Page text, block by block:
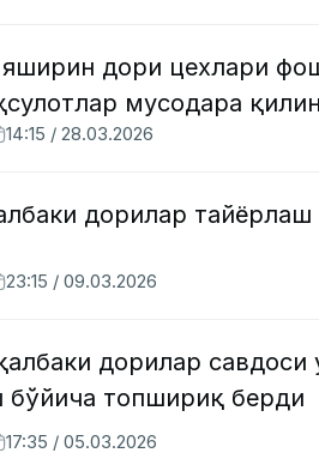
дори цехлари
мусодара
14:15 / 28.03.2026
дорилар
23:15 / 09.03.2026
дорилар савдоси
бўйича топшириқ берди
17:35 / 05.03.2026